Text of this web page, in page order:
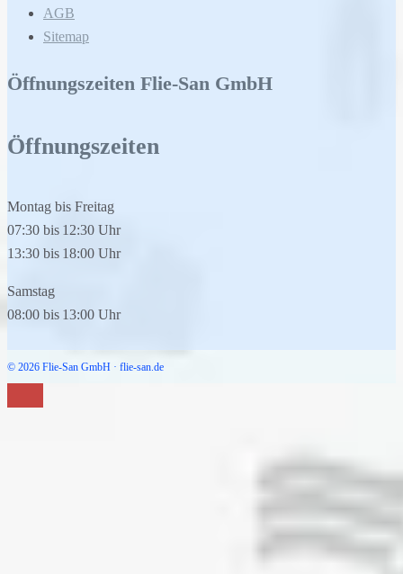
AGB
Sitemap
Öffnungszeiten Flie-San GmbH
Öffnungszeiten
Montag bis Freitag
07:30 bis 12:30 Uhr
13:30 bis 18:00 Uhr
Samstag
08:00 bis 13:00 Uhr
© 2026 Flie-San GmbH · flie-san.de